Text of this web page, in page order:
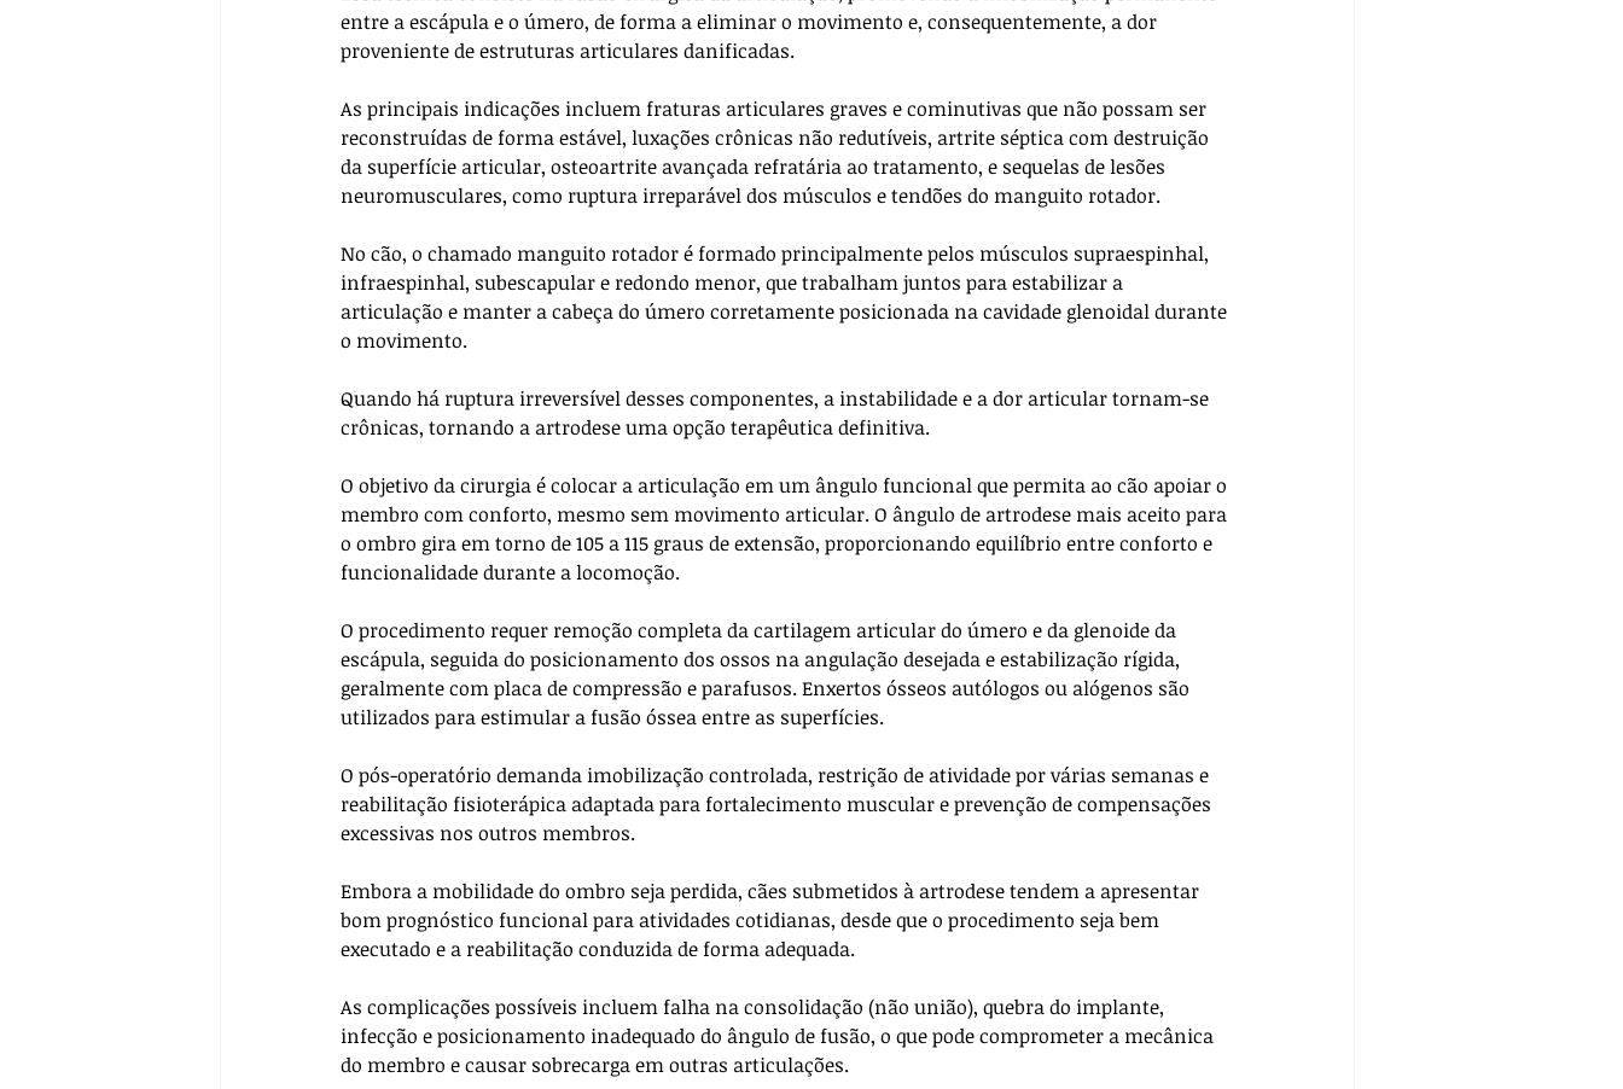
entre a escápula e o úmero, de forma a eliminar o movimento e, consequentemente, a dor
proveniente de estruturas articulares danificadas.
As principais indicações incluem fraturas articulares graves e cominutivas que não possam ser
reconstruídas de forma estável, luxações crônicas não redutíveis, artrite séptica com destruição
da superfície articular, osteoartrite avançada refratária ao tratamento, e sequelas de lesões
neuromusculares, como ruptura irreparável dos músculos e tendões do manguito rotador.
No cão, o chamado manguito rotador é formado principalmente pelos músculos supraespinhal,
infraespinhal, subescapular e redondo menor, que trabalham juntos para estabilizar a
articulação e manter a cabeça do úmero corretamente posicionada na cavidade glenoidal durante
o movimento.
Quando há ruptura irreversível desses componentes, a instabilidade e a dor articular tornam-se
crônicas, tornando a artrodese uma opção terapêutica definitiva.
O objetivo da cirurgia é colocar a articulação em um ângulo funcional que permita ao cão apoiar o
membro com conforto, mesmo sem movimento articular. O ângulo de artrodese mais aceito para
o ombro gira em torno de 105 a 115 graus de extensão, proporcionando equilíbrio entre conforto e
funcionalidade durante a locomoção.
O procedimento requer remoção completa da cartilagem articular do úmero e da glenoide da
escápula, seguida do posicionamento dos ossos na angulação desejada e estabilização rígida,
geralmente com placa de compressão e parafusos. Enxertos ósseos autólogos ou alógenos são
utilizados para estimular a fusão óssea entre as superfícies.
O pós-operatório demanda imobilização controlada, restrição de atividade por várias semanas e
reabilitação fisioterápica adaptada para fortalecimento muscular e prevenção de compensações
excessivas nos outros membros.
Embora a mobilidade do ombro seja perdida, cães submetidos à artrodese tendem a apresentar
bom prognóstico funcional para atividades cotidianas, desde que o procedimento seja bem
executado e a reabilitação conduzida de forma adequada.
As complicações possíveis incluem falha na consolidação (não união), quebra do implante,
infecção e posicionamento inadequado do ângulo de fusão, o que pode comprometer a mecânica
do membro e causar sobrecarga em outras articulações.